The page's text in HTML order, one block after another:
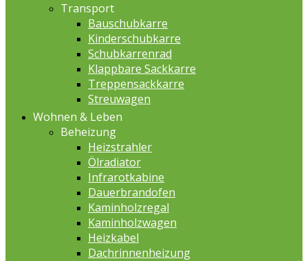
Transport
Bauschubkarre
Kinderschubkarre
Schubkarrenrad
Klappbare Sackkarre
Treppensackkarre
Streuwagen
Wohnen & Leben
Beheizung
Heizstrahler
Ölradiator
Infrarotkabine
Dauerbrandofen
Kaminholzregal
Kaminholzwagen
Heizkabel
Dachrinnenheizung